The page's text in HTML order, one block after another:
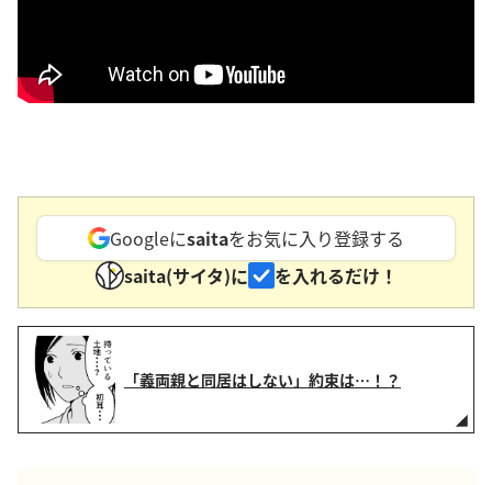
Googleにsaitaをお気に入り登録する
saita(サイタ)に
を入れるだけ！
「義両親と同居はしない」約束は…！？